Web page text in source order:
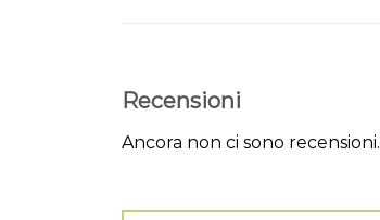
Recensioni
Ancora non ci sono recensioni.